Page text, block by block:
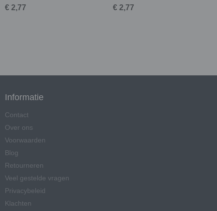
€ 2,77 € 2,77
Informatie
Contact
Over ons
Voorwaarden
Blog
Retourneren
Veel gestelde vragen
Privacybeleid
Klachten